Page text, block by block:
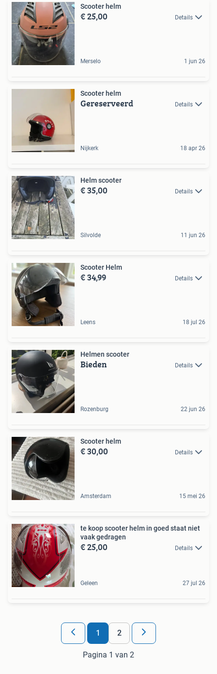
Scooter helm
€ 25,00 Details
Merselo 1 jun 26
Scooter helm
Gereserveerd Details
Nijkerk 18 apr 26
Helm scooter
€ 35,00 Details
Silvolde 11 jun 26
Scooter Helm
€ 34,99 Details
Leens 18 jul 26
Helmen scooter
Bieden Details
Rozenburg 22 jun 26
Scooter helm
€ 30,00 Details
Amsterdam 15 mei 26
te koop scooter helm in goed staat niet
vaak gedragen
€ 25,00 Details
Geleen 27 jul 26
1 2
Pagina 1 van 2